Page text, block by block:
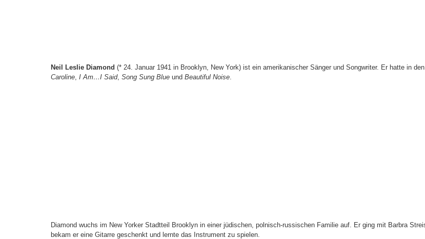
Neil Leslie Diamond (* 24. Januar 1941 in Brooklyn, New York) ist ein amerikanischer Sänger und Songwriter. Er hatte in
Caroline I Am…I Said, Song Sung Blue und Beautiful Noise
Diamond wuchs im New Yorker Stadtteil Brooklyn in einer jüdischen, polnisch-russischen Familie auf. Er ging mit Barbra
bekam er eine Gitarre geschenkt und lernte das Instrument zu spielen.